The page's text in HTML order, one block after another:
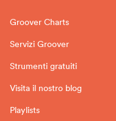
Groover Charts
Servizi Groover
Strumenti gratuiti
Visita il nostro blog
Playlists